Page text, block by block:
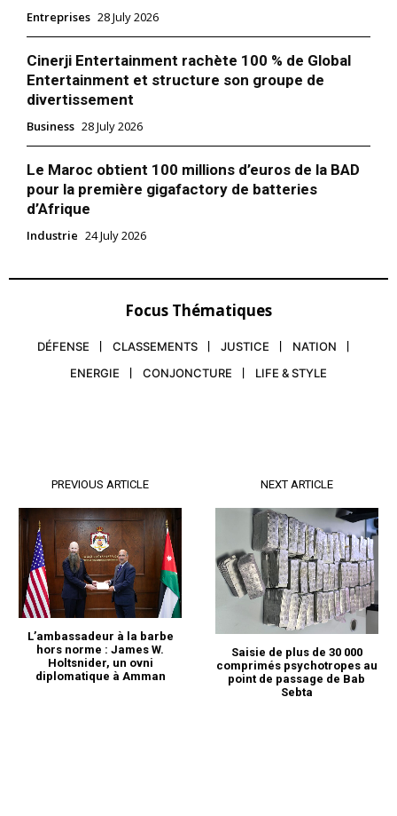
Entreprises 28 July 2026
Cinerji Entertainment rachète 100 % de Global
Entertainment et structure son groupe de
divertissement
Business 28 July 2026
Le Maroc obtient 100 millions d’euros de la BAD
pour la première gigafactory de batteries
d’Afrique
Industrie 24 July 2026
Focus Thématiques
DÉFENSE CLASSEMENTS JUSTICE
NATION
ENERGIE
CONJONCTURE LIFE & STYLE
PREVIOUS ARTICLE
L’ambassadeur à la barbe
hors norme : James W.
Holtsnider, un ovni
diplomatique à Amman
NEXT ARTICLE
Saisie de plus de 30 000
comprimés psychotropes au
point de passage de Bab
Sebta